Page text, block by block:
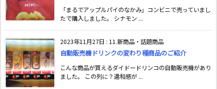
「まるでアップルパイのなかみ」コンビニで売っていまし
たで購入しました。 シナモン ...
2023年11月27日 : 11.新商品・話題商品
自動販売機ドリンクの変わり種商品のご紹介
こんな商品が買えるダイドードリンコの自動販売機があり
ました。 この列に？違和感が ...